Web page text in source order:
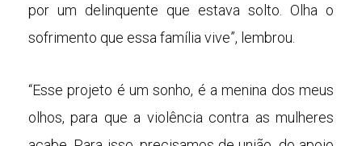
por um delinquente que estava solto. Olha o
sofrimento que essa família vive”, lembrou.
“Esse projeto é um sonho, é a menina dos meus
olhos, para que a violência contra as mulheres